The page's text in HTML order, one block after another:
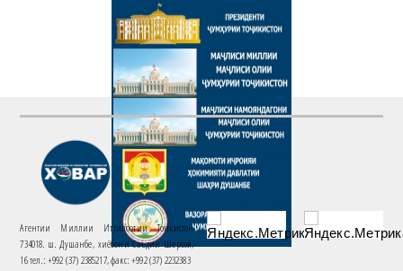
Агентии Миллии Иттилоотии Тоҷикистон
734018. ш. Душанбе, хиёбони Саъдии Шерозӣ,
16 тел.: +992 (37) 2385217, факс: +992 (37) 2232383